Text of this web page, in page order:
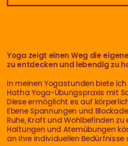
Yoga zeigt einen Weg die
zu entdecken und lebendig zu
In meinen Yogastunden biete
Hatha Yoga-Übungspraxis mit
Diese ermöglicht es auf
Ebene Spannungen und
Ruhe, Kraft und Wohlbefinden
Haltungen und Atemübungen
an Ihre individuellen